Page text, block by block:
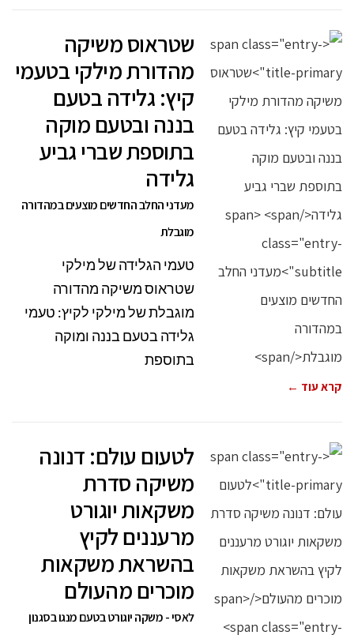
שטראוס משיקה
מהדורת מילקי בטעמי
קיץ: גלידה בטעם
בננה ובטעם מוקה
בתוספת שברי גביע
גלידה
מעדני החלב החדשים מוצעים במהדורה
מוגבלת
טעמי הגלידה של מילקי
שטראוס משיקה מהדורה
מוגבלת של מילקי לקיץ: טעמי
גלידה בטעם בננה ומוקה
בתוספת
קרא עוד ←
לטעום עולם: דנונה
משיקה סדרת
משקאות יוגורט
מרעננים לקיץ
בהשראת משקאות
מוכרים מהעולם
לאסי - משקה יוגורט בטעם מנגו בסגנון